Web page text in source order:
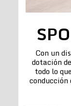
Con un
dotación
todo lo
conducción